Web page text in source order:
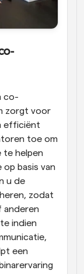
co-
zorgt voor
efficiënt
toe om
te helpen
basis van
u de
zodat
anderen
indien
een